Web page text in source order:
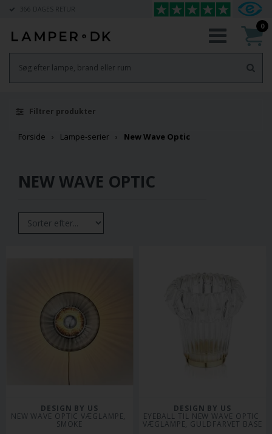
366 DAGES RETUR
0
Filtrer produkter
Forside Lampe-serier New Wave Optic
NEW WAVE OPTIC
DESIGN BY US
NEW WAVE OPTIC VÆGLAMPE,
SMOKE
DESIGN BY US
EYEBALL TIL NEW WAVE OPTIC
VÆGLAMPE, GULDFARVET BASE